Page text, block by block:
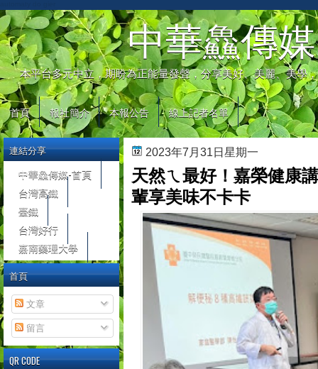
中華鱻傳媒
本平台多元中立，期盼為正能量發聲，分享美好、美麗、美學
首頁 報社簡介 本報公告 線上記者名單
2023年7月31日星期一
天然ㄟ最好！嘉榮健康
輩享美味不卡卡
連結分享
中華鱻傳媒-首頁
台灣高鐵
臺鐵
台灣好行
嘉南藥理大學
首頁
文章
留言
QR CODE